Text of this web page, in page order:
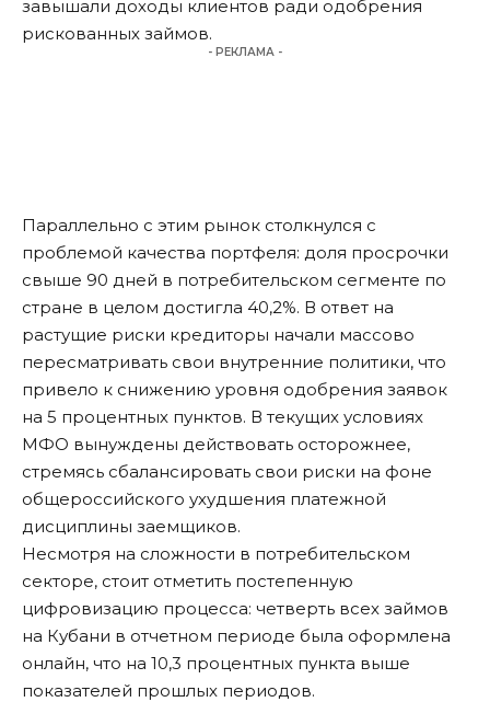
завышали доходы клиентов ради одобрения
рискованных займов.
- РЕКЛАМА -
Параллельно с этим рынок столкнулся с
проблемой качества портфеля: доля просрочки
свыше 90 дней в потребительском сегменте по
стране в целом достигла 40,2%. В ответ на
растущие риски кредиторы начали массово
пересматривать свои внутренние политики, что
привело к снижению уровня одобрения заявок
на 5 процентных пунктов. В текущих условиях
МФО вынуждены действовать осторожнее,
стремясь сбалансировать свои риски на фоне
общероссийского ухудшения платежной
дисциплины заемщиков.
Несмотря на сложности в потребительском
секторе, стоит отметить постепенную
цифровизацию процесса: четверть всех займов
на Кубани в отчетном периоде была оформлена
онлайн, что на 10,3 процентных пункта выше
показателей прошлых периодов.